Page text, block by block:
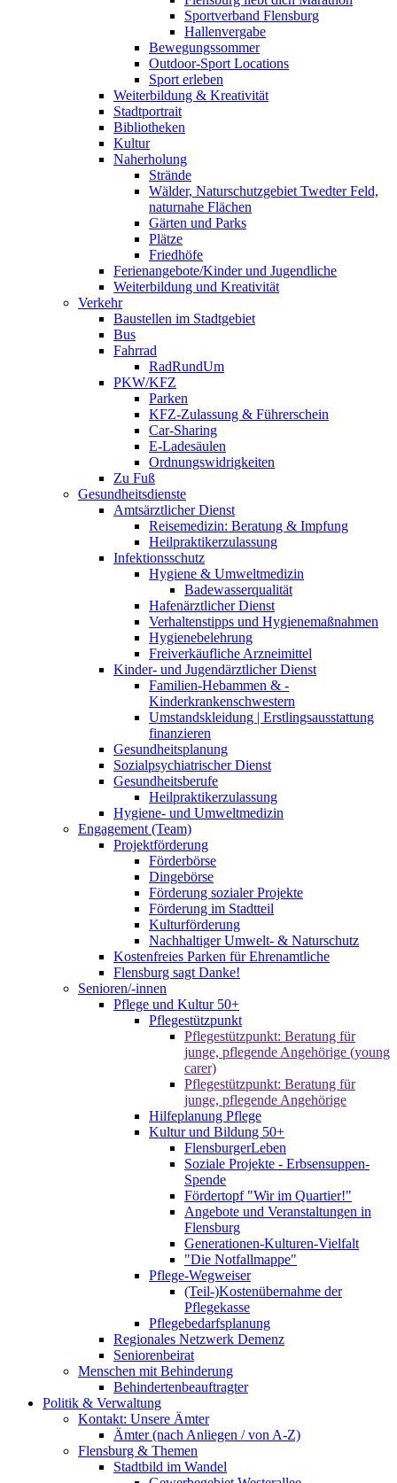
Sportverband Flensburg
Hallenvergabe
Bewegungssommer
Outdoor-Sport Locations
Sport erleben
Weiterbildung & Kreativität
Stadtportrait
Bibliotheken
Kultur
Naherholung
Strände
Wälder, Naturschutzgebiet Twedter Feld,
naturnahe Flächen
Gärten und Parks
Plätze
Friedhöfe
Ferienangebote/Kinder und Jugendliche
Weiterbildung und Kreativität
Verkehr
Baustellen im Stadtgebiet
Bus
Fahrrad
RadRundUm
PKW/KFZ
Parken
KFZ-Zulassung & Führerschein
Car-Sharing
E-Ladesäulen
Ordnungswidrigkeiten
Zu Fuß
Gesundheitsdienste
Amtsärztlicher Dienst
Reisemedizin: Beratung & Impfung
Heilpraktikerzulassung
Infektionsschutz
Hygiene & Umweltmedizin
Badewasserqualität
Hafenärztlicher Dienst
Verhaltenstipps und Hygienemaßnahmen
Hygienebelehrung
Freiverkäufliche Arzneimittel
Kinder- und Jugendärztlicher Dienst
Familien-Hebammen & -
Kinderkrankenschwestern
Umstandskleidung | Erstlingsausstattung
finanzieren
Gesundheitsplanung
Sozialpsychiatrischer Dienst
Gesundheitsberufe
Heilpraktikerzulassung
Hygiene- und Umweltmedizin
Engagement (Team)
Projektförderung
Förderbörse
Dingebörse
Förderung sozialer Projekte
Förderung im Stadtteil
Kulturförderung
Nachhaltiger Umwelt- & Naturschutz
Kostenfreies Parken für Ehrenamtliche
Flensburg sagt Danke!
Senioren/-innen
Pflege und Kultur 50+
Pflegestützpunkt
Pflegestützpunkt: Beratung für
junge, pflegende Angehörige (young
carer)
Pflegestützpunkt: Beratung für
junge, pflegende Angehörige
Hilfeplanung Pflege
Kultur und Bildung 50+
FlensburgerLeben
Soziale Projekte - Erbsensuppen-
Spende
Fördertopf "Wir im Quartier!"
Angebote und Veranstaltungen in
Flensburg
Generationen-Kulturen-Vielfalt
"Die Notfallmappe"
Pflege-Wegweiser
(Teil-)Kostenübernahme der
Pflegekasse
Pflegebedarfsplanung
Regionales Netzwerk Demenz
Seniorenbeirat
Menschen mit Behinderung
Behindertenbeauftragter
Politik & Verwaltung
Kontakt: Unsere Ämter
Ämter (nach Anliegen / von A-Z)
Flensburg & Themen
Stadtbild im Wandel